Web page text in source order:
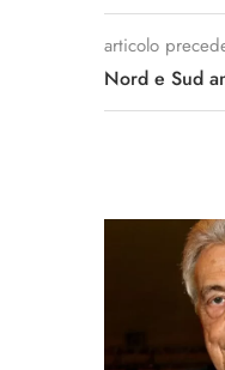
articolo
Nord e Sud